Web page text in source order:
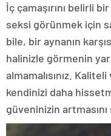
İç çamaşırını belirli
seksi görünmek için
bile, bir aynanın
halinizle görmenin
almamalısınız.
kendinizi daha
güveninizin artmasını